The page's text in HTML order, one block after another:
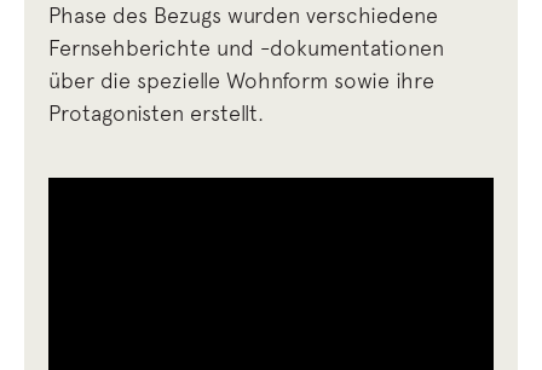
Phase des Bezugs wurden verschiedene
Fernsehberichte und -dokumentationen
über die spezielle Wohnform sowie ihre
Protagonisten erstellt.